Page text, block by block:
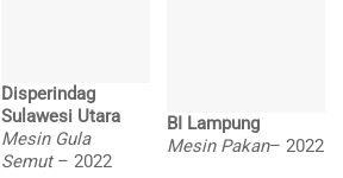
Disperindag
Sulawesi Utara
Mesin Gula
Semut– 2022
BI Lampung
Mesin Pakan– 2022